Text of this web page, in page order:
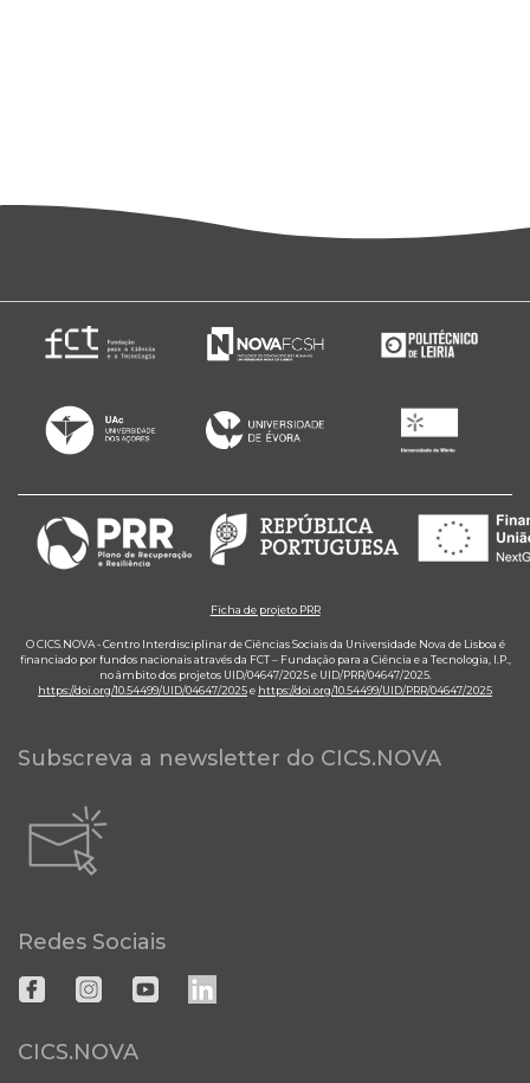
Ficha de projeto PRR
O CICS.NOVA - Centro Interdisciplinar de Ciências Sociais da Universidade Nova de Lisboa é
financiado por fundos nacionais através da FCT – Fundação para a Ciência e a Tecnologia, I.P.,
no âmbito dos projetos UID/04647/2025 e UID/PRR/04647/2025.
https://doi.org/10.54499/UID/04647/2025e https://doi.org/10.54499/UID/PRR/04647/2025
Subscreva a newsletter do CICS.NOVA
Redes Sociais
CICS.NOVA